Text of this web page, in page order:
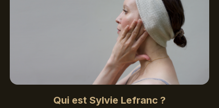
Qui est Sylvie Lefranc ?